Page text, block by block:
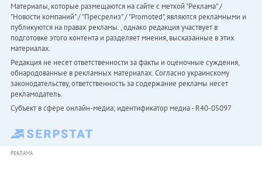
Материалы, которые размещаются на сайте с меткой "Реклама" /
"Новости компаний" / "Пресрелиз" / "Promoted", являются рекламными и
публикуются на правах рекламы. , однако редакция участвует в
подготовке этого контента и разделяет мнения, высказанные в этих
материалах.
Редакция не несет ответственности за факты и оценочные суждения,
обнародованные в рекламных материалах. Согласно украинскому
законодательству, ответственность за содержание рекламы несет
рекламодатель.
Субъект в сфере онлайн-медиа; идентификатор медиа - R40-05097
РЕКЛАМА